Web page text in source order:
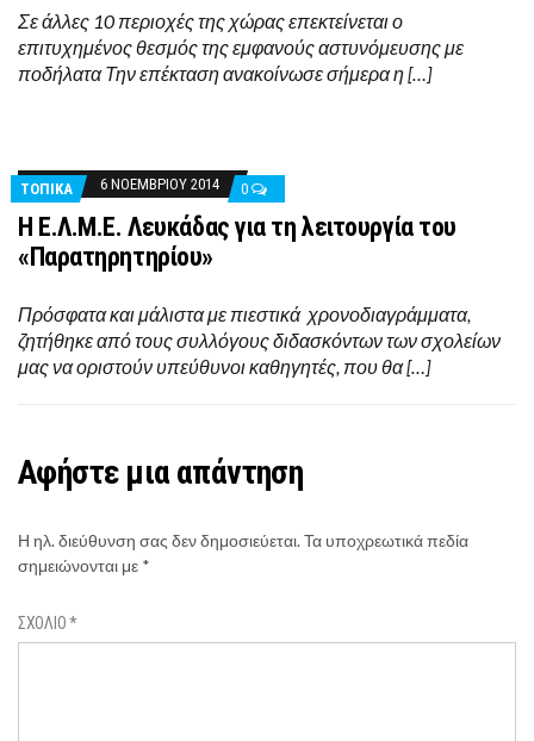
Σε άλλες 10 περιοχές της χώρας επεκτείνεται ο
επιτυχημένος θεσμός της εμφανούς αστυνόμευσης με
ποδήλατα Την επέκταση ανακοίνωσε σήμερα η […]
ΤΟΠΙΚΑ 6 ΝΟΕΜΒΡΊΟΥ 2014 0
Η Ε.Λ.Μ.Ε. Λευκάδας για τη λειτουργία του
«Παρατηρητηρίου»
Πρόσφατα και μάλιστα με πιεστικά χρονοδιαγράμματα,
ζητήθηκε από τους συλλόγους διδασκόντων των σχολείων
μας να οριστούν υπεύθυνοι καθηγητές, που θα […]
Αφήστε μια απάντηση
Η ηλ. διεύθυνση σας δεν δημοσιεύεται.Τα υποχρεωτικά πεδία
σημειώνονται με *
ΣΧΌΛΙΟ*